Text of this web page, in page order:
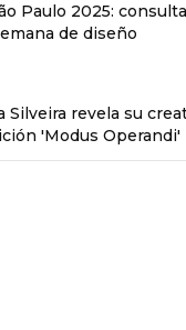
Paulo 2025:
de diseño
Silveira revela su
'Modus Operandi'